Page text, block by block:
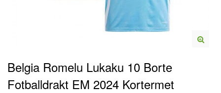
Belgia Romelu Lukaku 10 Borte
Fotballdrakt EM 2024 Kortermet